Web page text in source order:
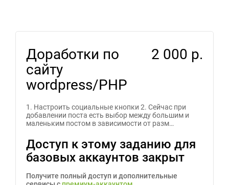
Доработки по
сайту
wordpress/PHP
2 000 р.
1. Настроить социальные кнопки 2. Сейчас при
добавлении поста есть выбор между большим и
маленьким постом в зависимости от разм…
Доступ к этому заданию для
базовых аккаунтов закрыт
Получите полный доступ и дополнительные